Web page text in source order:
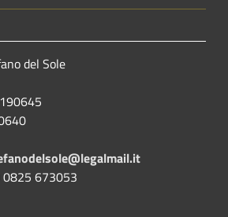
del Sole
0825 673053